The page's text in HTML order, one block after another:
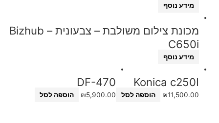
מידע נוסף
מכונת צילום משולבת – צבעונית – Bizhub
C650i
מידע נוסף
Konica c250I
₪11,500.00 הוספה לסל
DF-470
₪5,900.00 הוספה לסל